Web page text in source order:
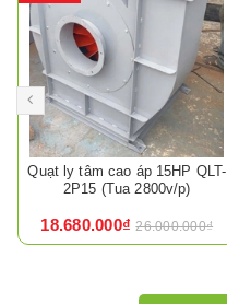
Quạt ly tâm cao áp 15HP QLT-
2P15 (Tua 2800v/p)
18.680.000₫ 26.000.000₫